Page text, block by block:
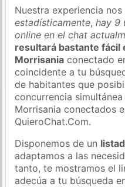
Nuestra experiencia nos
estadísticamente,hay 9
online en el chat
resultará bastante fácil
Morrisania conectado
coincidente a tu
de habitantes que
concurrencia
Morrisania conectados
QuieroChat.Com.
Disponemos de un
adaptamos a las
tanto, te mostramos el
adecúa a tu búsqueda